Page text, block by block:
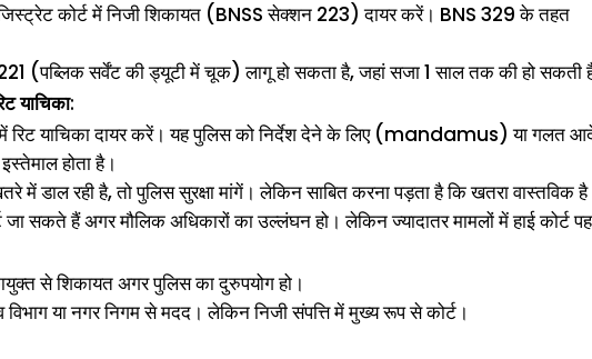
कोर्ट में निजी शिकायत (BNSS सेक्शन 223) दायर करें। BNS 329 के तहत
(पब्लिक सर्वेंट की ड्यूटी में चूक) लागू हो सकता है, जहां सजा 1 साल तक की हो सकती
याचिका:
रिट याचिका दायर करें। यह पुलिस को निर्देश देने के लिए (mandamus) या गलत
होता है।
में डाल रही है, तो पुलिस सुरक्षा मांगें। लेकिन साबित करना पड़ता है कि खतरा वास्तविक
सकते हैं अगर मौलिक अधिकारों का उल्लंघन हो। लेकिन ज्यादातर मामलों में हाई कोर्ट
से शिकायत अगर पुलिस का दुरुपयोग हो।
विभाग या नगर निगम से मदद। लेकिन निजी संपत्ति में मुख्य रूप से कोर्ट।